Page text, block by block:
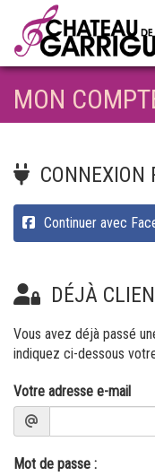
MON
CONNEXION
Continuer avec
DÉJÀ
Vous avez déjà passé
indiquez ci-dessous
Votre adresse e-mail
Mot de passe :